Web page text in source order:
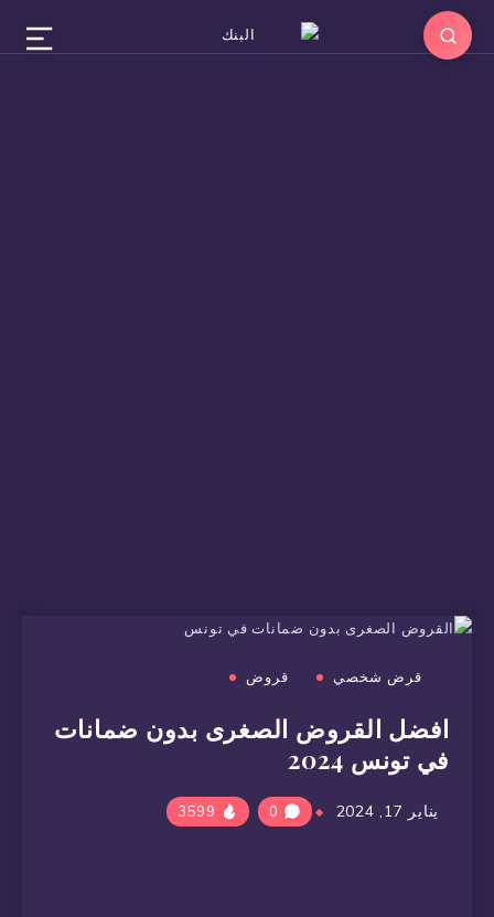
قرض شخصي قروض
افضل القروض الصغرى بدون ضمانات
في تونس 2024
يناير 17, 2024 0